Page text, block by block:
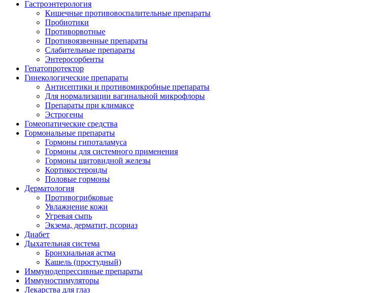
Гастроэнтерология
Кишечные противовоспалительные препараты
Пробиотики
Противорвотные
Противоязвенные препараты
Слабительные препараты
Энтеросорбенты
Гепатопротектор
Гинекологические препараты
Антисептики и противомикробные препараты
Для нормализации вагинальной микрофлоры
Препараты при климаксе
Эстрогены
Гомеопатические средства
Гормональные препараты
Гормоны гипоталамуса
Гормоны для системного применения
Гормоны щитовидной железы
Кортикостероиды
Половые гормоны
Дерматология
Противогрибковые
Увлажнение кожи
Угревая сыпь
Экзема, дерматит, псориаз
Диабет
Дыхательная система
Бронхиальная астма
Кашель (простудный)
Иммунодепрессивные препараты
Иммуностимуляторы
Лекарства для глаз